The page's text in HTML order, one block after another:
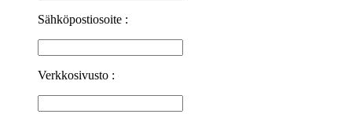
Sähköpostiosoite :
Verkkosivusto :